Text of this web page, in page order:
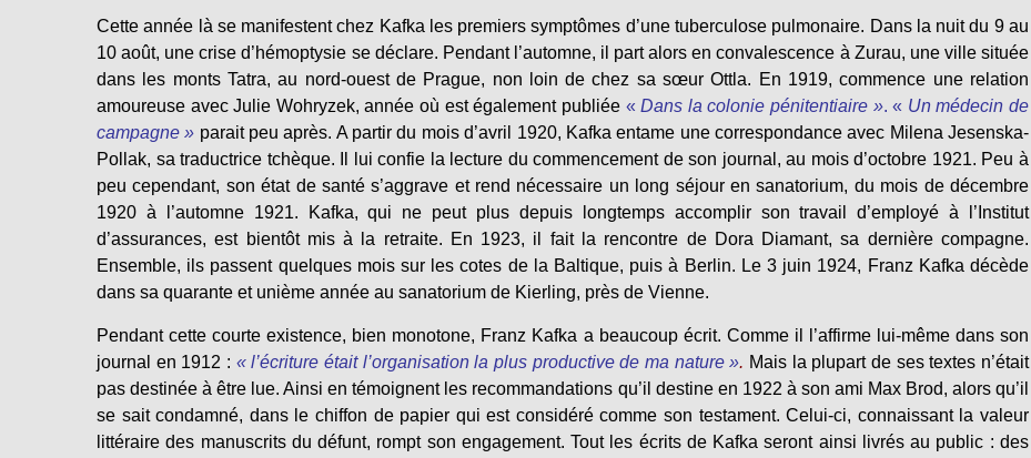
Cette année là se manifestent chez Kafka les premiers symptômes d’une tuberculose pulmonaire. Dans la nuit du 9 au
10 août, une crise d’hémoptysie se déclare. Pendant l’automne, il part alors en convalescence à Zurau, une ville située
dans les monts Tatra, au nord-ouest de Prague, non loin de chez sa sœur Ottla. En 1919, commence une relation
amoureuse avec Julie Wohryzek, année où est également publiée«Dans la colonie pénitentiaire ». « Un médecin de
campagne » parait peu après. A partir du mois d’avril 1920, Kafka entame une correspondance avec Milena Jesenska-
Pollak, sa traductrice tchèque. Il lui confie la lecture du commencement de son journal, au mois d’octobre 1921. Peu à
peu cependant, son état de santé s’aggrave et rend nécessaire un long séjour en sanatorium, du mois de décembre
1920 à l’automne 1921. Kafka, qui ne peut plus depuis longtemps accomplir son travail d’employé à l’Institut
d’assurances, est bientôt mis à la retraite. En 1923, il fait la rencontre de Dora Diamant, sa dernière compagne.
Ensemble, ils passent quelques mois sur les cotes de la Baltique, puis à Berlin. Le 3 juin 1924, Franz Kafka décède
dans sa quarante et unième année au sanatorium de Kierling, près de Vienne.
Pendant cette courte existence, bien monotone, Franz Kafka a beaucoup écrit. Comme il l’affirme lui-même dans son
journal en 1912 : « l’écriture était l’organisation la plus productive de ma nature ». Mais la plupart de ses textes n’était
pas destinée à être lue. Ainsi en témoignent les recommandations qu’il destine en 1922 à son ami Max Brod, alors qu’il
se sait condamné, dans le chiffon de papier qui est considéré comme son testament. Celui-ci, connaissant la valeur
littéraire des manuscrits du défunt, rompt son engagement. Tout les écrits de Kafka seront ainsi livrés au public : des